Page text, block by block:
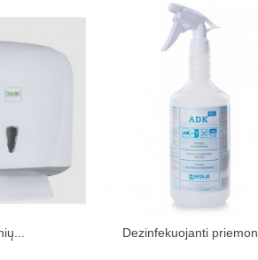
krepšelį Įdėti į pirkinių
Dezinfekuojanti